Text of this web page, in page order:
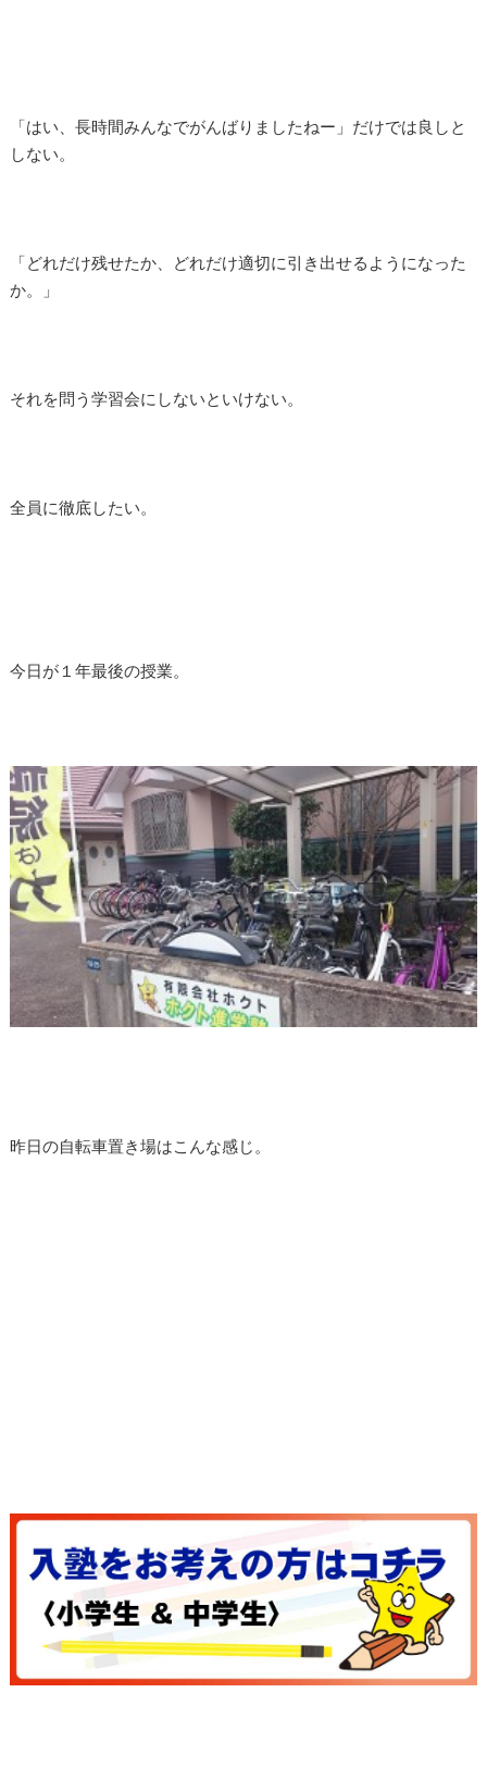
「はい、長時間みんなでがんばりましたねー」だけでは良しと
しない。
「どれだけ残せたか、どれだけ適切に引き出せるようになった
か。」
それを問う学習会にしないといけない。
全員に徹底したい。
今日が１年最後の授業。
昨日の自転車置き場はこんな感じ。